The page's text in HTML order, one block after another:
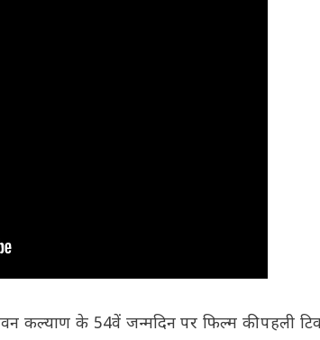
कल्याण के 54वें जन्मदिन पर फिल्म की पहली